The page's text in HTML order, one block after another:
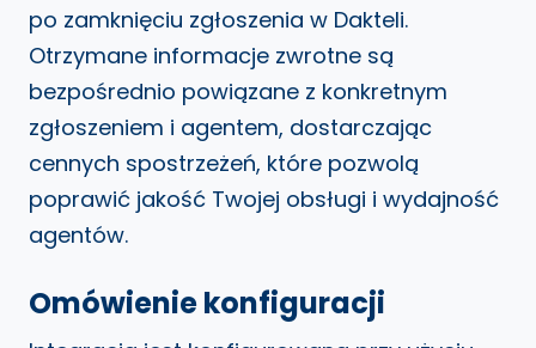
po zamknięciu zgłoszenia w Dakteli.
Otrzymane informacje zwrotne są
bezpośrednio powiązane z konkretnym
zgłoszeniem i agentem, dostarczając
cennych spostrzeżeń, które pozwolą
poprawić jakość Twojej obsługi i wydajność
agentów.
Omówienie konfiguracji